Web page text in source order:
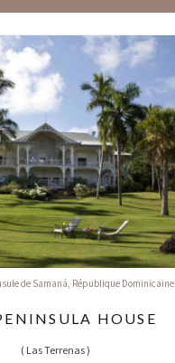
de Samaná, République Dominicaine
HOUSE
( Las Terrenas)